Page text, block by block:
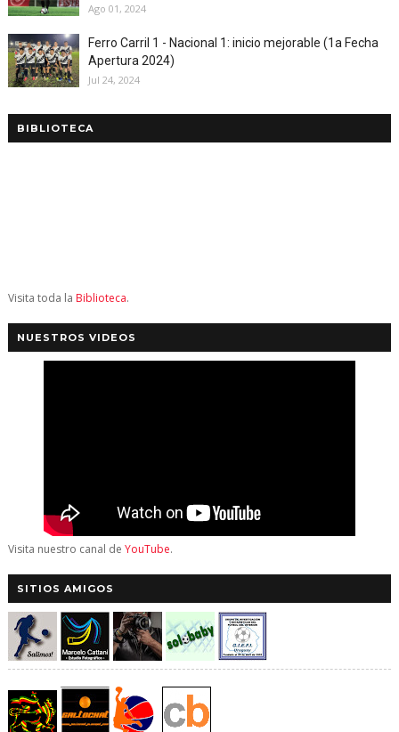
Ago 01, 2024
Ferro Carril 1 - Nacional 1: inicio mejorable (1a Fecha
Apertura 2024)
Jul 24, 2024
BIBLIOTECA
Visita toda la Biblioteca.
NUESTROS VIDEOS
Visita nuestro canal de YouTube.
SITIOS AMIGOS